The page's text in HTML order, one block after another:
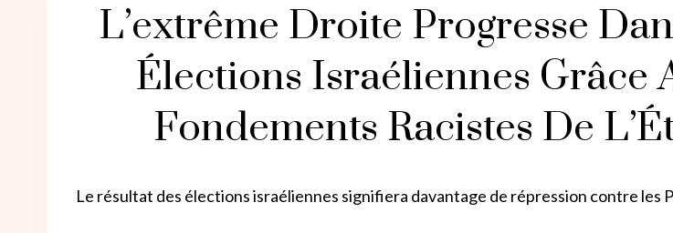
L’extrême Droite Progresse
Élections Israéliennes Grâce
Fondements Racistes De
Le résultat des élections israéliennes signifiera davantage de répression contre les